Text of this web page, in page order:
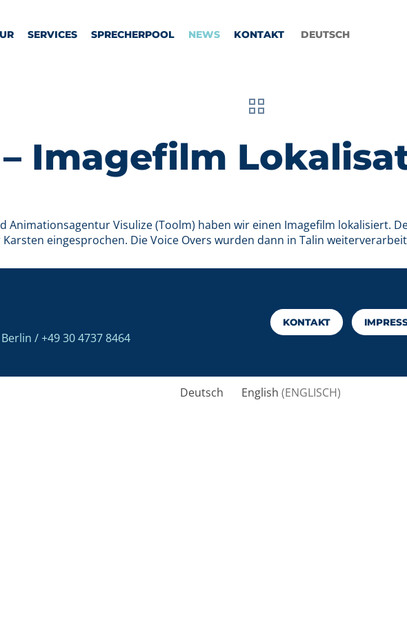
SERVICES SPRECHERPOOL NEWS KONTAKT DEUTSCH
Imagefilm
Animationsagentur Visulize (Toolm) haben wir einen Imagefilm lokalisiert.
eingesprochen. Die Voice Overs wurden dann in Talin
/ +49 30 4737 8464
KONTAKT
Deutsch English (ENGLISCH)